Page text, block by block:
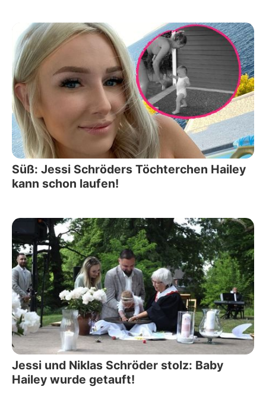
Süß: Jessi Schröders Töchterchen Hailey
kann schon laufen!
Jessi und Niklas Schröder stolz: Baby
Hailey wurde getauft!